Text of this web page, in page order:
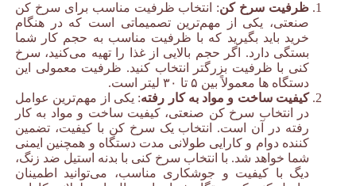
ظرفیت سرخ کن: انتخاب ظرفیت مناسب برای سرخ کن
صنعتی، یکی از مهم‌ترین تصمیماتی است که در هنگام
خرید باید بگیرید که با ظرفیت مناسب به حجم کار شما
بستگی دارد. اگر حجم بالایی از غذا را تهیه می‌کنید، سرخ
کنی با ظرفیت بزرگتر انتخاب کنید. ظرفیت معمولی این
دستگاه ها معمولاً بین ۵ تا ۳۰ لیتر است.
کیفیت ساخت و مواد به کار رفته: یکی از مهم‌ترین عوامل
در انتخاب سرخ کن صنعتی، کیفیت ساخت و مواد به کار
رفته در آن است. انتخاب یک سرخ کن با کیفیت، تضمین
کننده دوام و کارایی طولانی مدت دستگاه و همچنین ایمنی
شما خواهد شد. با انتخاب سرخ کنی با بدنه استیل ضد زنگ،
دیگ با کیفیت و جوشکاری مناسب، می‌توانید اطمینان